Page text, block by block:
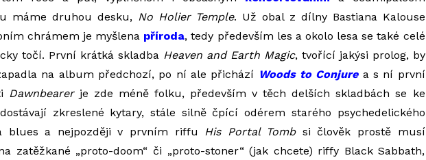
máme druhou desku, No Holier Temple. Už obal z dílny Bastiana Kalouse
chrámem je myšlena příroda, tedy především les a okolo lesa se také celé
točí. První krátká skladba Heaven and Earth Magic, tvořící jakýsi prolog, by
na album předchozí, po ní ale přichází Woods to Conjurea s ní první
Dawnbearerje zde méně folku, především v těch delších skladbách se ke
zkreslené kytary, stále silně čpící odérem starého psychedelického
blues a nejpozději v prvním riffu His Portal Tombsi člověk prostě musí
zatěžkané „proto-doom“ či „proto-stoner“ (jak chcete) riffy Black Sabbath,